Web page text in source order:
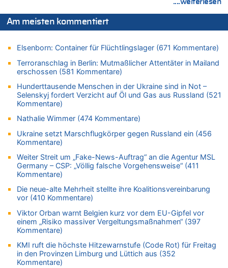
09.08.2026 - 17:22 von Hugo Egon Bernhard von Sinnen zu
Politischer Eklat bei der Gedenkfeier in Marcinelle – Meloni:
„Schwerwiegende und beschämende Geste“
Politischer Eklat bei der Gedenkfeier in Marcinelle – Meloni:
„Schwerwiegende und beschämende Geste“
09.08.2026 - 17:12 von Hugo Egon Bernhard von Sinnen zu
Belgier knackt Jackpot bei Lotterie EuroMillions und gewinnt
mehr als 111 Millionen €
09.08.2026 - 16:56 von Joseph Meyer zu
LESERBRIEF – Haben wir wirklich mehr Freiheit – oder nur
09.08.2026 - 16:49 von Würger zu
„Schwerwiegende und beschämende Geste“
09.08.2026 - 16:40 von Joseph Meyer zu
LESERBRIEF – Haben wir wirklich mehr Freiheit – oder nur
neue Zwänge?
09.08.2026 - 16:36 von Alibaba zu
Politischer Eklat bei der Gedenkfeier in Marcinelle – Meloni:
„Schwerwiegende und beschämende Geste“
09.08.2026 - 16:25 von HarryderBelgier zu
Belgier knackt Jackpot bei Lotterie EuroMillions und gewinnt
mehr als 111 Millionen €
Am meisten kommentiert
Elsenborn: Container für Flüchtlingslager (671 Kommentare)
Terroranschlag in Berlin: Mutmaßlicher Attentäter in Mailand
erschossen (581 Kommentare)
Hunderttausende Menschen in der Ukraine sind in Not –
Selenskyj fordert Verzicht auf Öl und Gas aus Russland (521
Kommentare)
Nathalie Wimmer (474 Kommentare)
Ukraine setzt Marschflugkörper gegen Russland ein (456
Kommentare)
Weiter Streit um „Fake-News-Auftrag“ an die Agentur MSL
Germany – CSP: „Völlig falsche Vorgehensweise“ (411
Kommentare)
Die neue-alte Mehrheit stellte ihre Koalitionsvereinbarung
vor (410 Kommentare)
Viktor Orban warnt Belgien kurz vor dem EU-Gipfel vor
einem „Risiko massiver Vergeltungsmaßnahmen“ (397
Kommentare)
KMI ruft die höchste Hitzewarnstufe (Code Rot) für Freitag
in den Provinzen Limburg und Lüttich aus (352
Kommentare)